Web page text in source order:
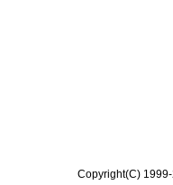
Copyright(C)